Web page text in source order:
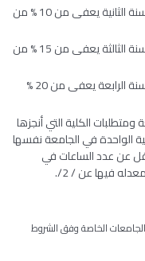
في حال كان الطالب ناجحاً أو منقولاً إلى السنة الثانية يعفى من 10 % من
في حال كان الطالب ناجحاً أو منقولاً إلى السنة الثالثة يعفى من 15 % من
في حال كان الطالب ناجحاً أو منقولاً إلى السنة الرابعة يعفى من 20 %
الكلية التي أنجزها
الواحدة في الجامعة نفسها
عن عدد الساعات في
فيها عن / 2/.
الخاصة وفق الشروط